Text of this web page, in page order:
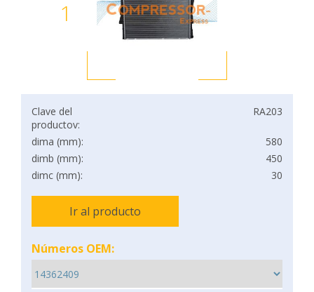
1
Clave del
productov:
RA203
dima (mm):
580
dimb (mm):
450
dimc (mm):
30
Ir al producto
Números OEM: